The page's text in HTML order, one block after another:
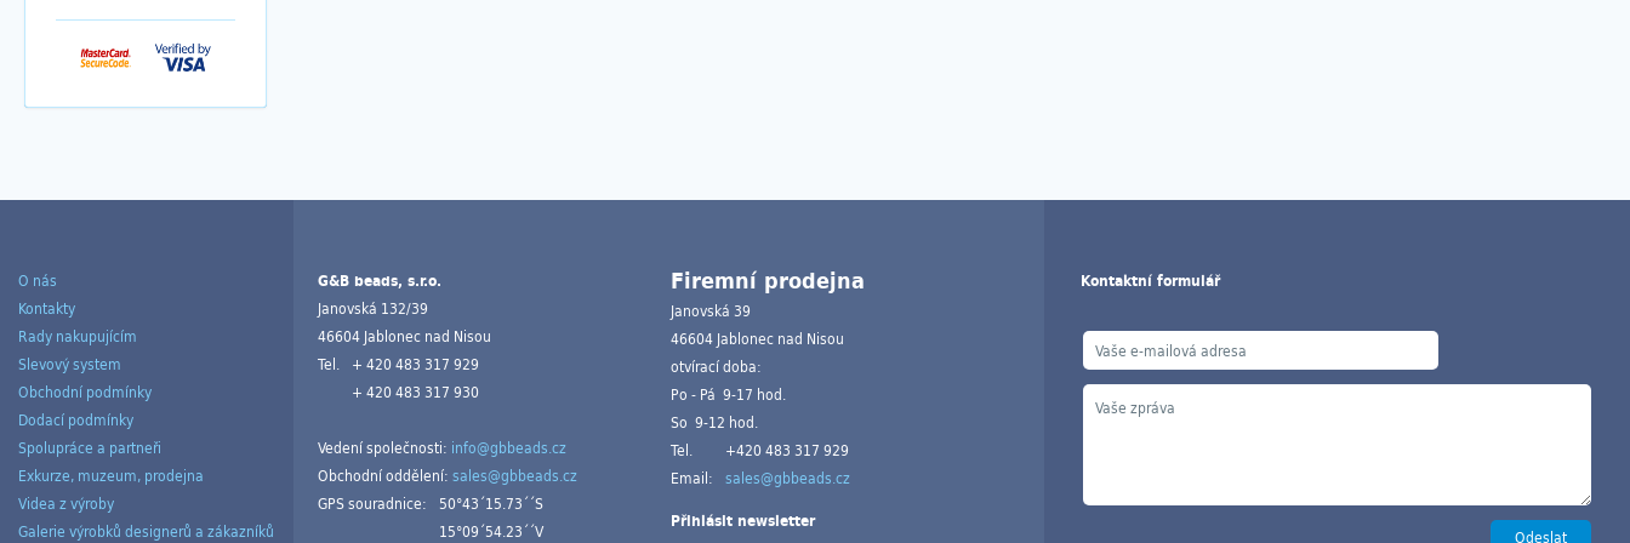
O nás
Kontakty
Rady nakupujícím
Slevový system
Obchodní podmínky
Dodací podmínky
Spolupráce a partneři
Exkurze, muzeum, prodejna
Videa z výroby
Galerie výrobků designerů a zákazníků
G&B beads, s.r.o.
Janovská 132/39
46604 Jablonec nad Nisou
Tel.
+ 420 483 317 929
+ 420 483 317 930
Vedení společnosti: info@gbbeads.cz
Obchodní oddělení: sales@gbbeads.cz
GPS souradnice:
50°43´15.73´´S
15°09´54.23´´V
Firemní prodejna
Janovská 39
46604 Jablonec nad Nisou
otvírací doba:
Po - Pá 9-17 hod.
So 9-12 hod.
Tel.
+420 483 317 929
Email:
sales@gbbeads.cz
Přihlásit newsletter
Kontaktní formulář